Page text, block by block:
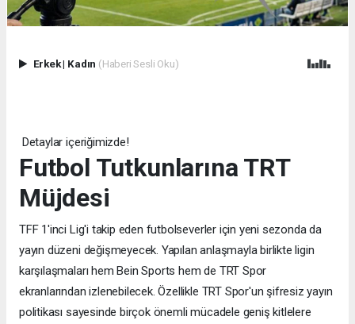
Erkek| Kadın (Haberi Sesli Oku)
Detaylar içeriğimizde!
Futbol Tutkunlarına TRT
Müjdesi
TFF 1'inci Lig'i takip eden futbolseverler için yeni sezonda da
yayın düzeni değişmeyecek. Yapılan anlaşmayla birlikte ligin
karşılaşmaları hem Bein Sports hem de TRT Spor
ekranlarından izlenebilecek. Özellikle TRT Spor'un şifresiz yayın
politikası sayesinde birçok önemli mücadele geniş kitlelere